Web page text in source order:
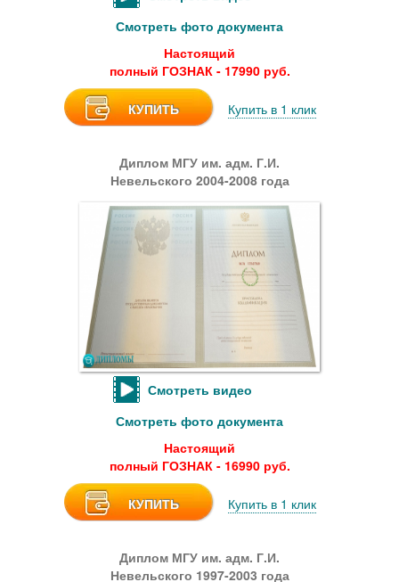
Смотреть фото документа
Настоящий
полный ГОЗНАК - 17990 руб.
КУПИТЬ Купить в 1 клик
Диплом МГУ им. адм. Г.И.
Невельского 2004-2008 года
Смотреть видео
Смотреть фото документа
Настоящий
полный ГОЗНАК - 16990 руб.
КУПИТЬ Купить в 1 клик
Диплом МГУ им. адм. Г.И.
Невельского 1997-2003 года